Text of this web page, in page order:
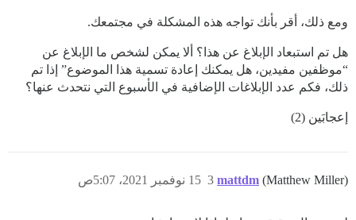
ومع ذلك، أقر بأنك تواجه هذه المشكلة في مجتمعك.
هل تم استبعاد الإبلاغ عن هذا؟ ألا يمكن لشخص ما الإبلاغ عن
“موظفين مفيدين، هل يمكنك إعادة تسمية هذا الموضوع” إذا تم
ذلك، فكم عدد الإبلاغات الإضافية في الأسبوع التي نتحدث عنها؟
إعجابَين (2)
mattdm (Matthew Miller) 15 نوفمبر 2021، 5:07ص 3